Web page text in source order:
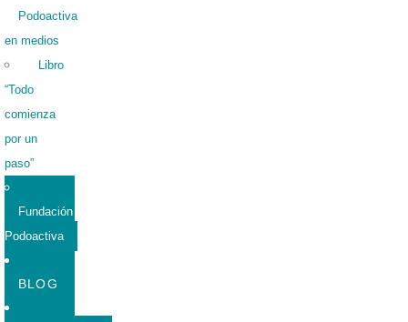
Podoactiva
en medios
Libro
“Todo
comienza
por un
paso”
Fundación
Podoactiva
BLOG